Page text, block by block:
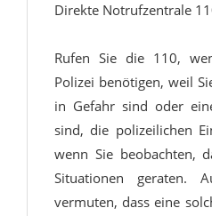
Direkte Notrufzentrale
Rufen Sie die 110,
Polizei benötigen, weil
in Gefahr sind oder
sind, die polizeilichen
wenn Sie beobachten,
Situationen geraten.
vermuten, dass eine